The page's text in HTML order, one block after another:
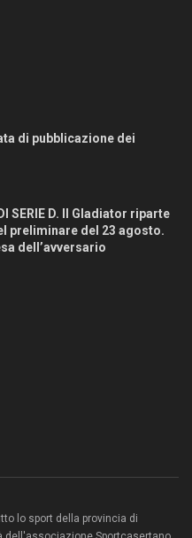
di pubblicazione dei
SERIE D. Il Gladiator riparte
preliminare del 23 agosto.
dell’avversario
lo sport della provincia di